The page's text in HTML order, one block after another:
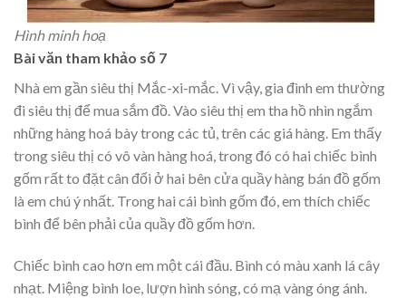
Hình minh hoạ
Bài văn tham khảo số 7
Nhà em gần siêu thị Mắc-xi-mắc. Vì vậy, gia đình em thường
đi siêu thị để mua sắm đồ. Vào siêu thị em tha hồ nhìn ngắm
những hàng hoá bày trong các tủ, trên các giá hàng. Em thấy
trong siêu thị có vô vàn hàng hoá, trong đó có hai chiếc bình
gốm rất to đặt cân đối ở hai bên cửa quầy hàng bán đồ gốm
là em chú ý nhất. Trong hai cái bình gốm đó, em thích chiếc
bình để bên phải của quầy đồ gốm hơn.
Chiếc bình cao hơn em một cái đầu. Bình có màu xanh lá cây
nhạt. Miệng bình loe, lượn hình sóng, có mạ vàng óng ánh.